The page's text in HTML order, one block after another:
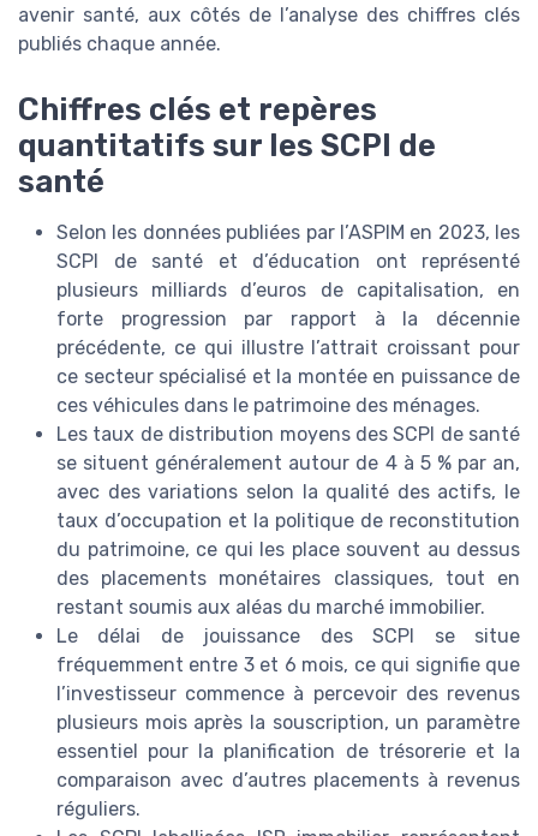
avenir santé, aux côtés de l’analyse des chiffres clés
publiés chaque année.
Chiffres clés et repères
quantitatifs sur les SCPI de
santé
Selon les données publiées par l’ASPIM en 2023, les
SCPI de santé et d’éducation ont représenté
plusieurs milliards d’euros de capitalisation, en
forte progression par rapport à la décennie
précédente, ce qui illustre l’attrait croissant pour
ce secteur spécialisé et la montée en puissance de
ces véhicules dans le patrimoine des ménages.
Les taux de distribution moyens des SCPI de santé
se situent généralement autour de 4 à 5 % par an,
avec des variations selon la qualité des actifs, le
taux d’occupation et la politique de reconstitution
du patrimoine, ce qui les place souvent au dessus
des placements monétaires classiques, tout en
restant soumis aux aléas du marché immobilier.
Le délai de jouissance des SCPI se situe
fréquemment entre 3 et 6 mois, ce qui signifie que
l’investisseur commence à percevoir des revenus
plusieurs mois après la souscription, un paramètre
essentiel pour la planification de trésorerie et la
comparaison avec d’autres placements à revenus
réguliers.